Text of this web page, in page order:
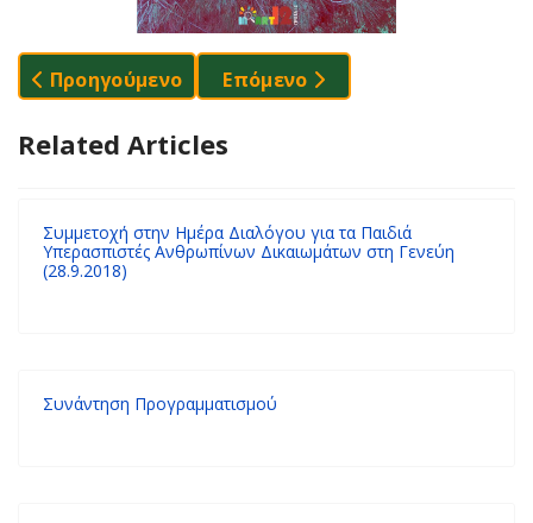
Προηγούμενο Άρθρο: Πρόγραμμα ΑΝ: Μαζί
Προηγούμενο Επόμενο Άρθρο: Η ΠΡΩΤΑ.12
Επόμενο
Related Articles
Συμμετοχή στην Ημέρα Διαλόγου για τα Παιδιά
Υπερασπιστές Ανθρωπίνων Δικαιωμάτων στη Γενεύη
(28.9.2018)
Συνάντηση Προγραμματισμού